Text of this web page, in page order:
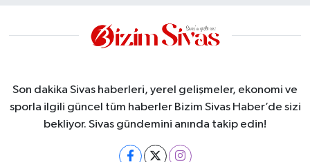
Son dakika Sivas haberleri, yerel gelişmeler, ekonomi ve
sporla ilgili güncel tüm haberler Bizim Sivas Haber’de sizi
bekliyor. Sivas gündemini anında takip edin!